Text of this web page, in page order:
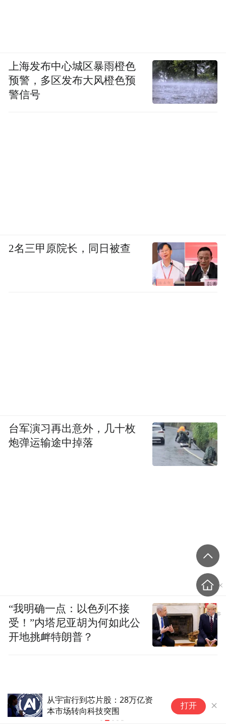
大摩首席经济学家：AI就算退
潮，亚洲也扛得住
打开
上海发布中心城区暴雨橙色
预警，多区发布大风橙色预
警信号
2名三甲原院长，同日被查
台军演习再出意外，几十枚
炮弹运输途中掉落
“我明确一点：以色列不接
受！”内塔尼亚胡为何如此公
开地挑衅特朗普？